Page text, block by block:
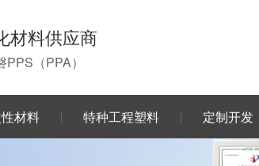
材料供应商
（PPA）
材料 特种工程塑料 定制开发